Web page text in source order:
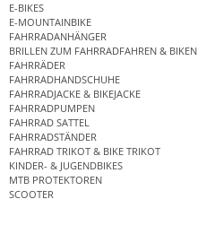
E-BIKES
E-MOUNTAINBIKE
FAHRRADANHÄNGER
BRILLEN ZUM FAHRRADFAHREN & BIKEN
FAHRRÄDER
FAHRRADHANDSCHUHE
FAHRRADJACKE & BIKEJACKE
FAHRRADPUMPEN
FAHRRAD SATTEL
FAHRRADSTÄNDER
FAHRRAD TRIKOT & BIKE TRIKOT
KINDER- & JUGENDBIKES
MTB PROTEKTOREN
SCOOTER